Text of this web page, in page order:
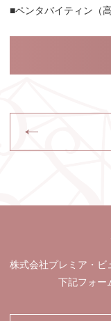
■ペンタバイティン（高
株式会社プレミア・ビ
下記フォー